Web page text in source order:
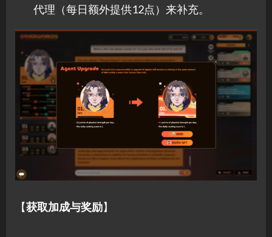
代理（每日额外提供12点）来补充。
【获取加成与奖励】